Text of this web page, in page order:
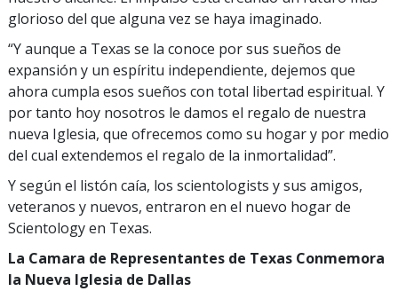
glorioso del que alguna vez se haya imaginado.
“Y aunque a Texas se la conoce por sus sueños de
expansión y un espíritu independiente, dejemos que
ahora cumpla esos sueños con total libertad espiritual. Y
por tanto hoy nosotros le damos el regalo de nuestra
nueva Iglesia, que ofrecemos como su hogar y por medio
del cual extendemos el regalo de la inmortalidad”.
Y según el listón caía, los scientologists y sus amigos,
veteranos y nuevos, entraron en el nuevo hogar de
Scientology en Texas.
La Camara de Representantes de Texas Conmemora
la Nueva Iglesia de Dallas